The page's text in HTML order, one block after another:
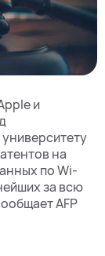
и
на
по Wi-
за всю
AFP